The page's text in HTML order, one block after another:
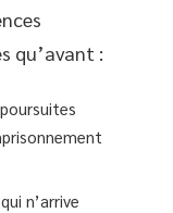
qu’avant :
n’arrive